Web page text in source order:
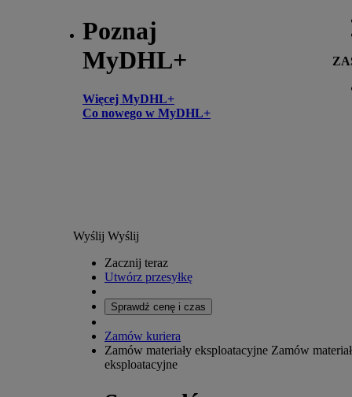
Poznaj
MyDHL+
Więcej MyDHL+
Co nowego w MyDHL+
Wyślij Wyślij
Zacznij teraz
Utwórz przesyłkę
Sprawdź cenę i czas
Zamów kuriera
Zamów materiały eksploatacyjne Zamów
eksploatacyjne